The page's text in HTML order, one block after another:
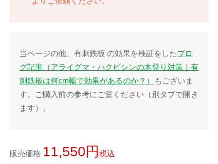
当ページの他、有刺鉄板 の効果を検証をしたブロ
グ記事（アライグマ・ハクビシンの木登り対策｜有
刺鉄板は何cm幅で効果があるのか？）
もございま
す。ご購入前の参考にご覧ください（別タブで開き
ます）。
販売価格 11,550 税込
サル対策
クマ対策
タヌキ対策
ヌートリア対策
ネズミ・モグラ対策